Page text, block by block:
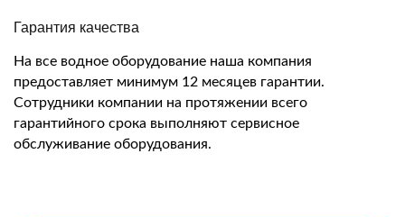
Гарантия качества
На все водное оборудование наша компания
предоставляет минимум 12 месяцев гарантии.
Сотрудники компании на протяжении всего
гарантийного срока выполняют сервисное
обслуживание оборудования.